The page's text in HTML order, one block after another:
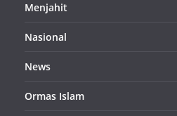
Menjahit
Nasional
News
Ormas Islam